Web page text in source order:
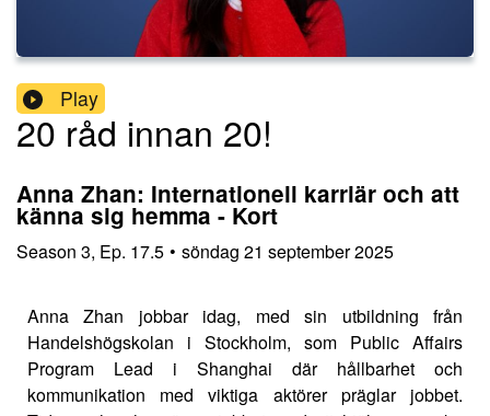
Play
20 råd innan 20!
Anna Zhan: Internationell karriär och att
känna sig hemma - Kort
Season 3, Ep. 17.5 • söndag 21 september 2025
Anna Zhan jobbar idag, med sin utbildning från
Handelshögskolan i Stockholm, som Public Affairs
Program Lead i Shanghai där hållbarhet och
kommunikation med viktiga aktörer präglar jobbet.